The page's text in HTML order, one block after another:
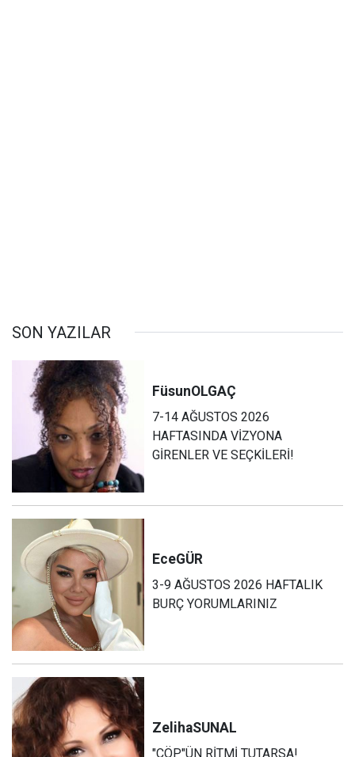
SON YAZILAR
FüsunOLGAÇ
7-14 AĞUSTOS 2026
HAFTASINDA VİZYONA
GİRENLER VE SEÇKİLERİ!
EceGÜR
3-9 AĞUSTOS 2026 HAFTALIK
BURÇ YORUMLARINIZ
ZelihaSUNAL
"ÇÖP"ÜN RİTMİ TUTARSA!